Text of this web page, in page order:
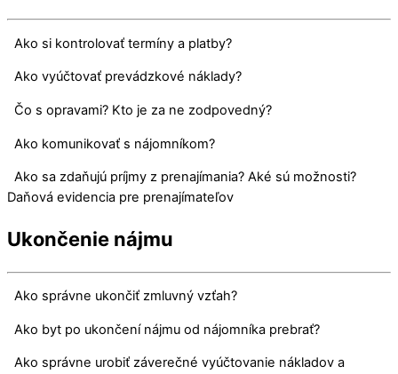
Ako si kontrolovať termíny a platby?
Ako vyúčtovať prevádzkové náklady?
Čo s opravami? Kto je za ne zodpovedný?
Ako komunikovať s nájomníkom?
Ako sa zdaňujú príjmy z prenajímania? Aké sú možnosti?
Daňová evidencia pre prenajímateľov
Ukončenie nájmu
Ako správne ukončiť zmluvný vzťah?
Ako byt po ukončení nájmu od nájomníka prebrať?
Ako správne urobiť záverečné vyúčtovanie nákladov a